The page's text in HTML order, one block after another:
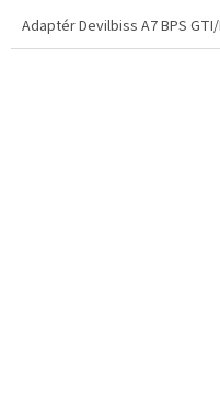
Adaptér Devilbiss A7 BPS